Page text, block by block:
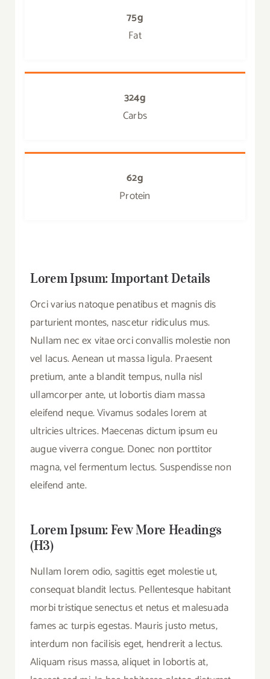
75g
Fat
324g
Carbs
62g
Protein
Lorem Ipsum: Important Details
Orci varius natoque penatibus et magnis dis
parturient montes, nascetur ridiculus mus.
Nullam nec ex vitae orci convallis molestie non
vel lacus. Aenean ut massa ligula. Praesent
pretium, ante a blandit tempus, nulla nisl
ullamcorper ante, ut lobortis diam massa
eleifend neque. Vivamus sodales lorem at
ultricies ultrices. Maecenas dictum ipsum eu
augue viverra congue. Donec non porttitor
magna, vel fermentum lectus. Suspendisse non
eleifend ante.
Lorem Ipsum: Few More Headings
(H3)
Nullam lorem odio, sagittis eget molestie ut,
consequat blandit lectus. Pellentesque habitant
morbi tristique senectus et netus et malesuada
fames ac turpis egestas. Mauris justo metus,
interdum non facilisis eget, hendrerit a lectus.
Aliquam risus massa, aliquet in lobortis at,